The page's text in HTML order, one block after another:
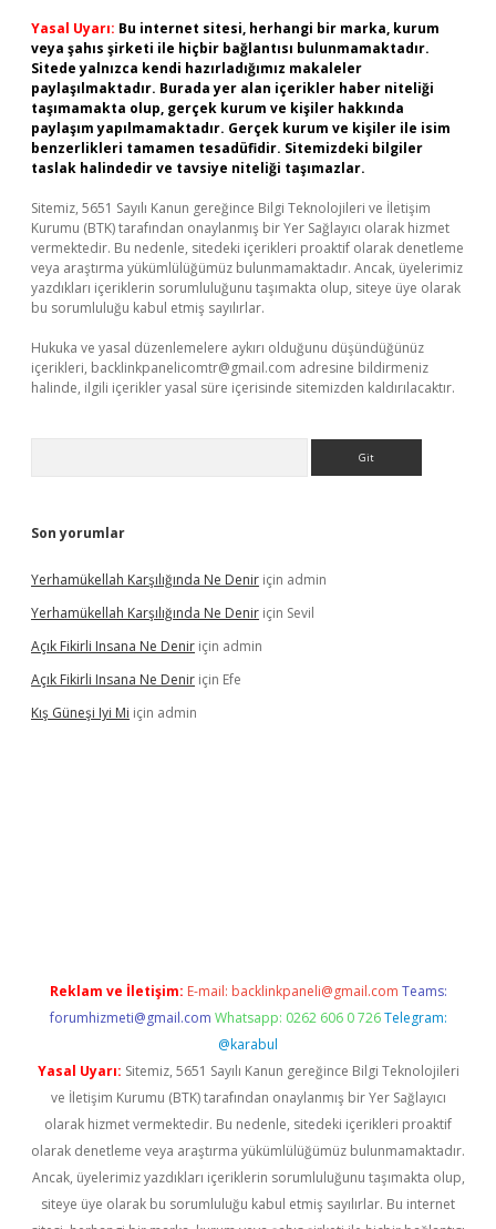
Yasal Uyarı: Bu internet sitesi, herhangi bir marka, kurum
veya şahıs şirketi ile hiçbir bağlantısı bulunmamaktadır.
Sitede yalnızca kendi hazırladığımız makaleler
paylaşılmaktadır. Burada yer alan içerikler haber niteliği
taşımamakta olup, gerçek kurum ve kişiler hakkında
paylaşım yapılmamaktadır. Gerçek kurum ve kişiler ile isim
benzerlikleri tamamen tesadüfidir. Sitemizdeki bilgiler
taslak halindedir ve tavsiye niteliği taşımazlar.
Sitemiz, 5651 Sayılı Kanun gereğince Bilgi Teknolojileri ve İletişim
Kurumu (BTK) tarafından onaylanmış bir Yer Sağlayıcı olarak hizmet
vermektedir. Bu nedenle, sitedeki içerikleri proaktif olarak denetleme
veya araştırma yükümlülüğümüz bulunmamaktadır. Ancak, üyelerimiz
yazdıkları içeriklerin sorumluluğunu taşımakta olup, siteye üye olarak
bu sorumluluğu kabul etmiş sayılırlar.
Hukuka ve yasal düzenlemelere aykırı olduğunu düşündüğünüz
içerikleri, backlinkpanelicomtr@gmail.com adresine bildirmeniz
halinde, ilgili içerikler yasal süre içerisinde sitemizden kaldırılacaktır.
Son yorumlar
Yerhamükellah Karşılığında Ne Denir için admin
Yerhamükellah Karşılığında Ne Denir için Sevil
Açık Fikirli Insana Ne Denir için admin
Açık Fikirli Insana Ne Denir için Efe
Kış Güneşi Iyi Mi için admin
Reklam ve İletişim: E-mail: backlinkpaneli@gmail.com Teams:
forumhizmeti@gmail.com Whatsapp: 0262 606 0 726 Telegram:
@karabul
Yasal Uyarı: Sitemiz, 5651 Sayılı Kanun gereğince Bilgi Teknolojileri
ve İletişim Kurumu (BTK) tarafından onaylanmış bir Yer Sağlayıcı
olarak hizmet vermektedir. Bu nedenle, sitedeki içerikleri proaktif
olarak denetleme veya araştırma yükümlülüğümüz bulunmamaktadır.
Ancak, üyelerimiz yazdıkları içeriklerin sorumluluğunu taşımakta olup,
siteye üye olarak bu sorumluluğu kabul etmiş sayılırlar. Bu internet